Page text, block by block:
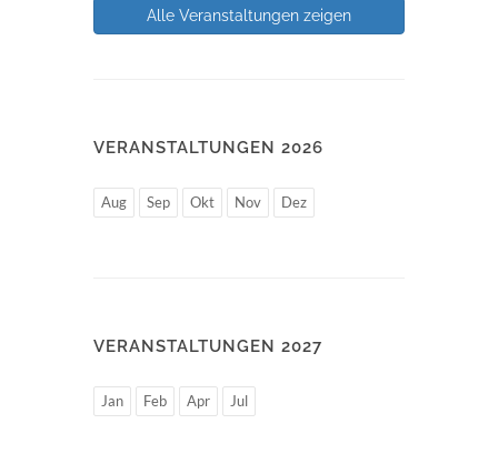
Alle Veranstaltungen zeigen
VERANSTALTUNGEN 2026
Aug Sep Okt Nov Dez
VERANSTALTUNGEN 2027
Jan Feb Apr Jul